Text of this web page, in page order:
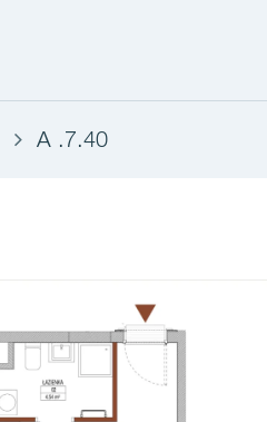
A .7.40